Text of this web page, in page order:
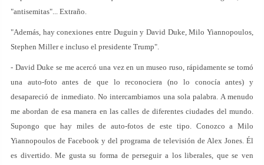
"antisemitas"... Extraño.
"Además, hay conexiones entre Duguin y David Duke, Milo Yiannopoulos,
Stephen Miller e incluso el presidente Trump".
- David Duke se me acercó una vez en un museo ruso, rápidamente se tomó
una auto-foto antes de que lo reconociera (no lo conocía antes) y
desapareció de inmediato. No intercambiamos una sola palabra. A menudo
me abordan de esa manera en las calles de diferentes ciudades del mundo.
Supongo que hay miles de auto-fotos de este tipo. Conozco a Milo
Yiannopoulos de Facebook y del programa de televisión de Alex Jones. Él
es divertido. Me gusta su forma de perseguir a los liberales, que se ven